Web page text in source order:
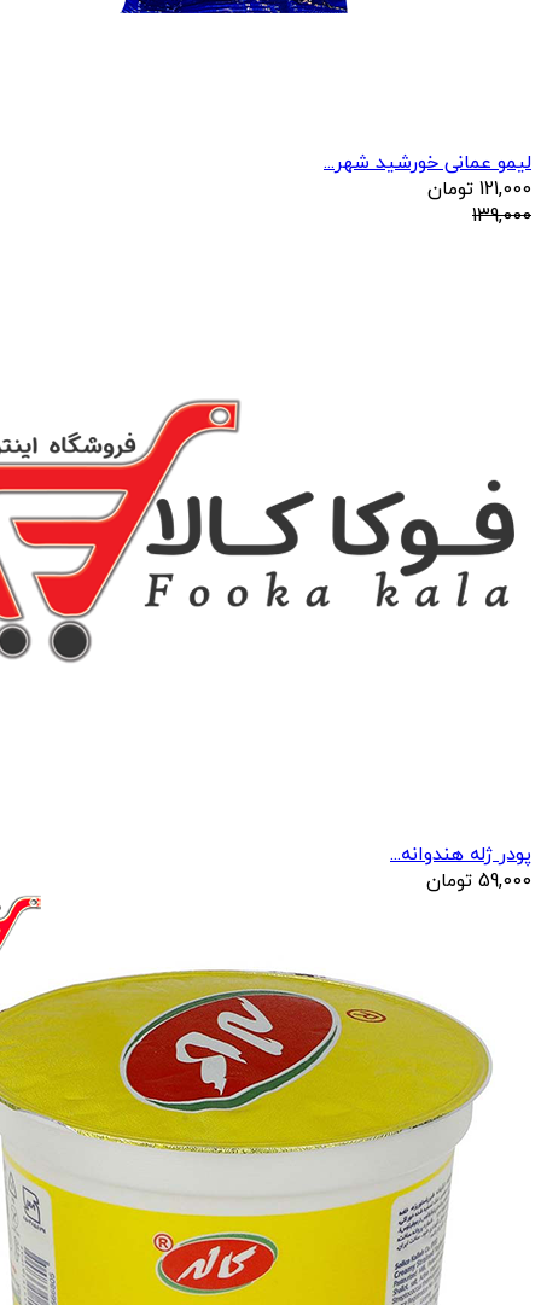
لیمو عمانی خورشید شهر...
121,000 تومان
139,000
پودر ژله هندوانه...
59,000 تومان